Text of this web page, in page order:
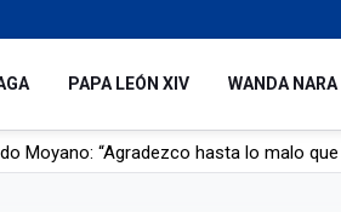
PAPA LEÓN XIV WANDA NARA
agonía tras ser rociado con nafta y